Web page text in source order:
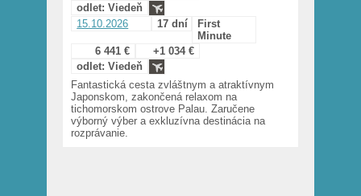
odlet: Viedeň
15.10.2026
17 dní
First
Minute
6 441 €
+1 034 €
odlet: Viedeň
Fantastická cesta zvláštnym a atraktívnym
Japonskom, zakončená relaxom na
tichomorskom ostrove Palau. Zaručene
výborný výber a exkluzívna destinácia na
rozprávanie.